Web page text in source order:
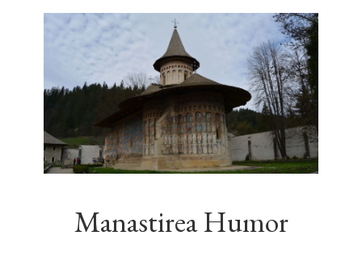
Manastirea Humor